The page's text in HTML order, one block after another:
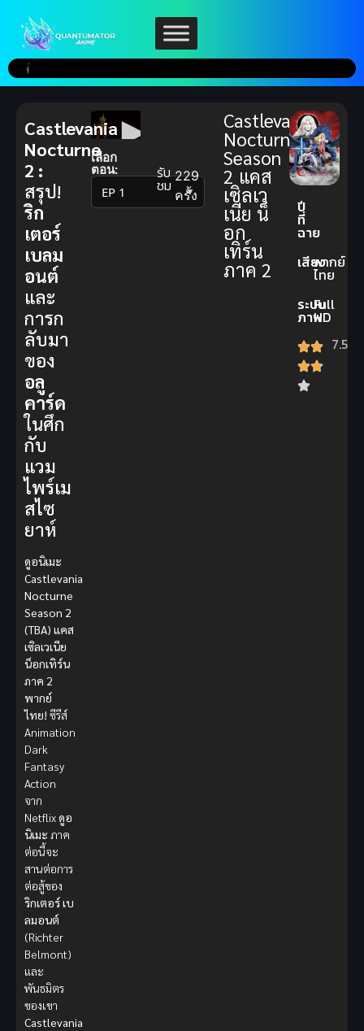
เลือก
ตอน:
▼
รับ
ชม 229
ครั้ง
Castlevania:
Nocturne
Season
2 แคส
เซิลเว
เนีย น็
อก
เทิร์น
ภาค 2
ปี
ที่
ฉาย
เสียงพากย์
ไทย
ระบบ
ภาพ
Full
HD
7.5
Castlevania
Nocturne
2 :
สรุป!
ริก
เตอร์
เบลม
อนต์
และ
การก
ลับมา
ของ
อลู
คาร์ด
ในศึก
กับ
แวม
ไพร์เม
สไซ
ยาห์
ดูอนิเมะ
Castlevania
Nocturne
Season 2
(TBA) แคส
เซิลเวเนีย
น็อกเทิร์น
ภาค 2
พากย์
ไทย! ซีรีส์
Animation
Dark
Fantasy
Action
จาก
Netflixดูอ
นิเมะ ภาค
ต่อนี้จะ
สานต่อการ
ต่อสู้ของ
ริกเตอร์ เบ
ลมอนต์
(Richter
Belmont)
และ
พันธมิตร
ของเขา
Castlevania